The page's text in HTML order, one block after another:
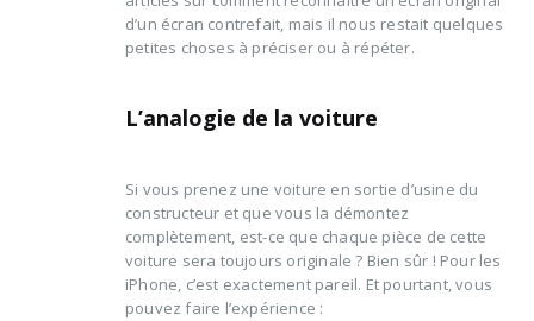
d’un écran contrefait, mais il nous restait quelques
petites choses à préciser ou à répéter.
L’analogie de la voiture
Si vous prenez une voiture en sortie d’usine du
constructeur et que vous la démontez
complètement, est-ce que chaque pièce de cette
voiture sera toujours originale ? Bien sûr ! Pour les
iPhone, c’est exactement pareil. Et pourtant, vous
pouvez faire l’expérience :